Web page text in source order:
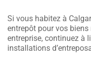
Si vous habitez à
entrepôt pour vos
entreprise, continuez à
installations